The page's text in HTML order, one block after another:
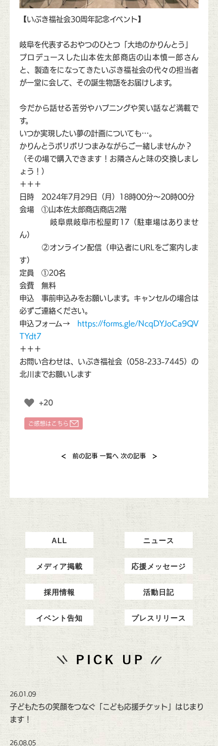
【いぶき福祉会30周年記念イベント】
岐阜を代表するおやつのひとつ「大地のかりんとう」
プロデュースした山本佐太郎商店の山本慎一郎さん
と、製造をになってきたいぶき福祉会の代々の担当者
が一堂に会して、その誕生物語をお届けします。
今だから話せる苦労やハプニングや笑い話など満載で
す。
いつか実現したい夢の計画についても…。
かりんとうポリポリつまみながらご一緒しませんか？
（その場で購入できます！お隣さんと味の交換しまし
ょう！）
＋＋＋
日時 2024年7月29日（月）18時00分〜20時00分
会場 ①山本佐太郎商店商店2階
岐阜県岐阜市松屋町17（駐車場はありませ
ん）
②オンライン配信（申込者にURLをご案内しま
す）
定員 ①20名
会費 無料
申込 事前申込みをお願いします。キャンセルの場合は
必ずご連絡ください。
申込フォーム→
https://forms.gle/NcqDYJoCa9QV
TYdt7
＋＋＋
お問い合わせは、いぶき福祉会（058-233-7445）の
北川までお願いします
+20
< 前の記事 一覧へ 次の記事 >
ALL ニュース
メディア掲載 応援メッセージ
採用情報 活動日記
イベント告知 プレスリリース
26.01.09
子どもたちの笑顔をつなぐ「こども応援チケット」はじまり
ます！
26.08.05